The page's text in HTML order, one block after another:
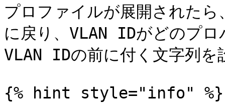
プロファイルが展開され
に戻り、VLAN IDがどのプ
VLAN IDの前に付く文字列
{% hint style="info" %}